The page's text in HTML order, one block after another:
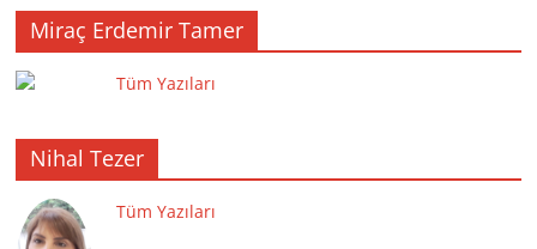
Miraç Erdemir Tamer
Tüm Yazıları
Nihal Tezer
Tüm Yazıları